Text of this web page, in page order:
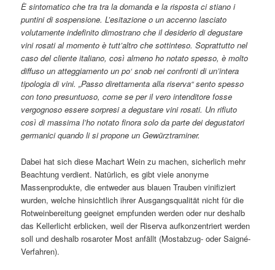
È sintomatico che tra tra la domanda e la risposta ci stiano i
puntini di sospensione. L’esitazione o un accenno lasciato
volutamente indefinito dimostrano che il desiderio di degustare
vini rosati al momento è tutt’altro che sottinteso. Soprattutto nel
caso del cliente italiano, così almeno ho notato spesso, è molto
diffuso un atteggiamento un po‘ snob nei confronti di un’intera
tipologia di vini. „Passo direttamenta alla riserva“ sento spesso
con tono presuntuoso, come se per il vero intenditore fosse
vergognoso essere sorpresi a degustare vini rosati. Un rifiuto
così di massima l’ho notato finora solo da parte dei degustatori
germanici quando li si propone un Gewürztraminer.
Dabei hat sich diese Machart Wein zu machen, sicherlich mehr
Beachtung verdient. Natürlich, es gibt viele anonyme
Massenprodukte, die entweder aus blauen Trauben vinifiziert
wurden, welche hinsichtlich ihrer Ausgangsqualität nicht für die
Rotweinbereitung geeignet empfunden werden oder nur deshalb
das Kellerlicht erblicken, weil der Riserva aufkonzentriert werden
soll und deshalb rosaroter Most anfällt (Mostabzug- oder Saigné-
Verfahren).